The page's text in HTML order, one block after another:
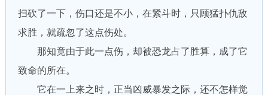
扫砍了一下，伤口还是不小，在紧斗时，只顾猛扑仇敌
求胜，就疏忽了这点伤处。
那知竟由于此一点伤，却被恐龙占了胜算，成了它
致命的所在。
它在一上来之时，正当凶威暴发之际，还不怎样觉